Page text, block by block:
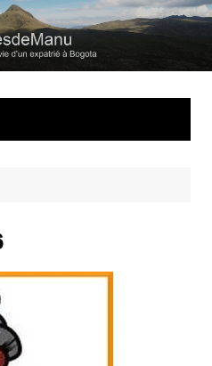
à Bogota